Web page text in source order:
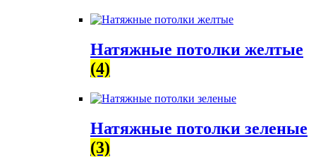
Натяжные потолки желтые
(4)
Натяжные потолки зеленые
(3)